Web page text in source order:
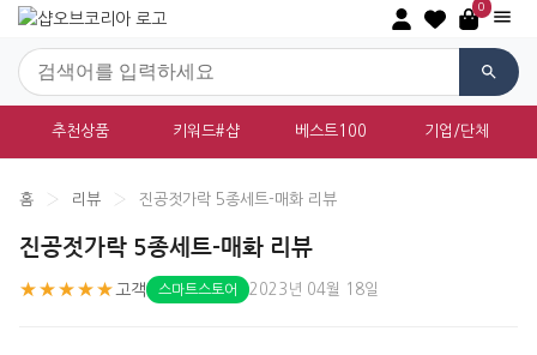
0
추천상품 키워드#샵 베스트100 기업/단체
홈 › 리뷰 › 진공젓가락 5종세트-매화 리뷰
진공젓가락 5종세트-매화 리뷰
★★★★★ 고객 스마트스토어 2023년 04월 18일